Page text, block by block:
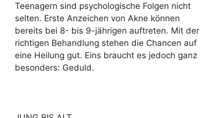
Teenagern sind psychologische Folgen nicht
selten. Erste Anzeichen von Akne können
bereits bei 8- bis 9-jährigen auftreten. Mit der
richtigen Behandlung stehen die Chancen auf
eine Heilung gut. Eins braucht es jedoch ganz
besonders: Geduld.